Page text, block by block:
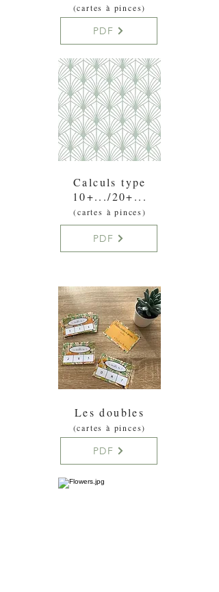
(cartes à pinces)
PDF
Calculs type
10+.../20+...
(cartes à pinces)
PDF
Les doubles
(cartes à pinces)
PDF